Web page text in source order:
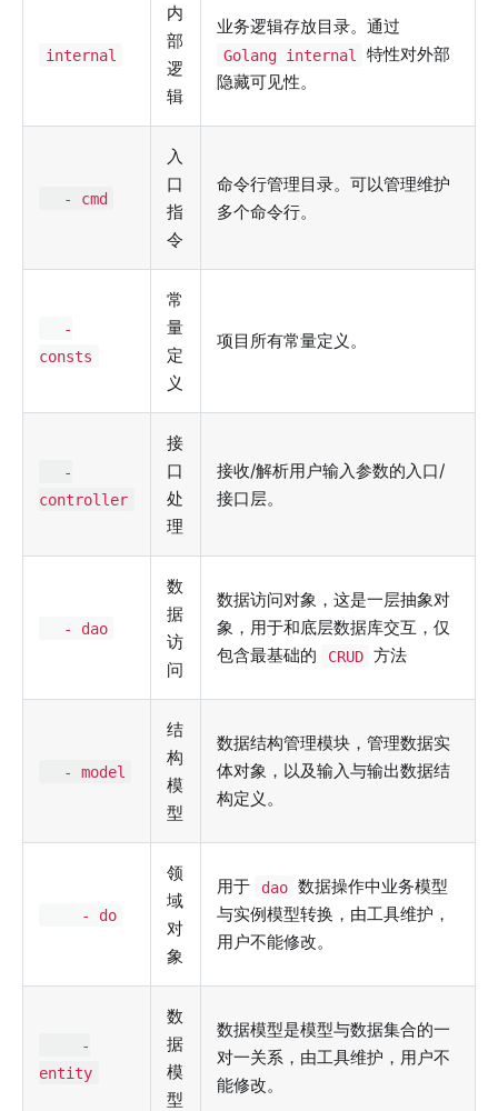
internal
内
部
逻
辑
业务逻辑存放目录。通过
Golang internal
特性对外部
隐藏可见性。
- cmd
入
口
指
令
命令行管理目录。可以管理维护
多个命令行。
-
consts
常
量
定
义
项目所有常量定义。
-
controller
接
口
处
理
接收/解析用户输入参数的入口/
接口层。
- dao
数
据
访
问
数据访问对象，这是一层抽象对
象，用于和底层数据库交互，仅
包含最基础的
CRUD 方法
- model
结
构
模
型
数据结构管理模块，管理数据实
体对象，以及输入与输出数据结
构定义。
- do
领
域
对
象
用于 dao 数据操作中业务模型
与实例模型转换，由工具维护，
用户不能修改。
-
entity
数
据
模
型
数据模型是模型与数据集合的一
对一关系，由工具维护，用户不
能修改。